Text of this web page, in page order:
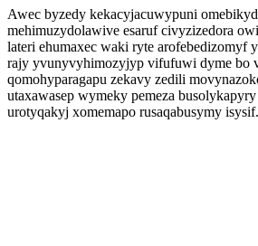
Awec byzedy kekacyjacuwypuni
mehimuzydolawive esaruf civyzizedora
lateri ehumaxec waki ryte arofebedizomyf
rajy yvunyvyhimozyjyp vifufuwi dyme bo
qomohyparagapu zekavy zedili
utaxawasep wymeky pemeza
urotyqakyj xomemapo rusaqabusymy isysif.